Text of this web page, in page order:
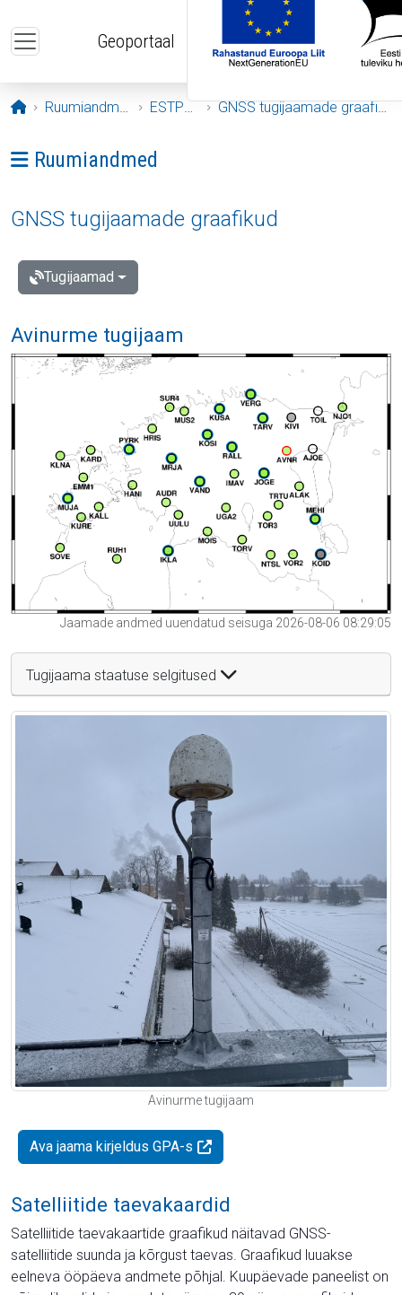
Geoportaal
Avaleht
Ruumiandmed ESTPOS GNSS tugijaamade graafikud
Ava menüü: Ruumiandmed
Ruumiandmed
GNSS tugijaamade graafikud
Tugijaamad
Avinurme tugijaam
Jaamade andmed uuendatud seisuga 2026-08-06 08:29:05
Tugijaama staatuse selgitused
Avinurme tugijaam
Ava jaama kirjeldus GPA-s
Satelliitide taevakaardid
Satelliitide taevakaartide graafikud näitavad GNSS-
satelliitide suunda ja kõrgust taevas. Graafikud luuakse
eelneva ööpäeva andmete põhjal. Kuupäevade paneelist on